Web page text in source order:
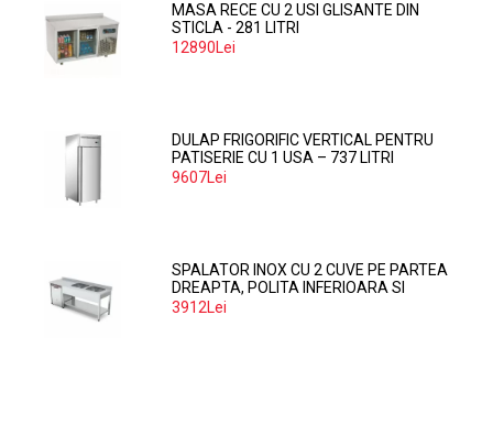
MASA RECE CU 2 USI GLISANTE DIN
STICLA - 281 LITRI
12890Lei
DULAP FRIGORIFIC VERTICAL PENTRU
PATISERIE CU 1 USA – 737 LITRI
9607Lei
SPALATOR INOX CU 2 CUVE PE PARTEA
DREAPTA, POLITA INFERIOARA SI
SPATIU MASINA SPALAT 160*70*85
3912Lei